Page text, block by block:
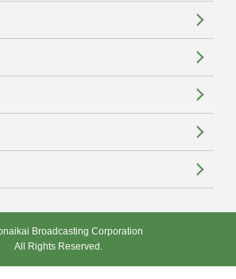
Broadcasting Corporation
All Rights Reserved.